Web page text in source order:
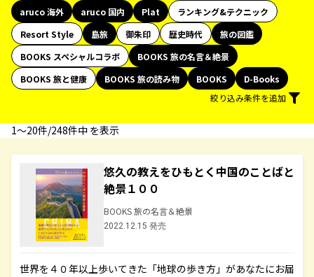
aruco 海外
aruco 国内 Plat
ランキング&テクニック
Resort Style
島旅 御朱印 歴史時代
旅の図鑑
BOOKS スペシャルコラボ
BOOKS 旅の名言＆絶景
BOOKS 旅と健康
BOOKS 旅の読み物 BOOKS
D-Books
絞り込み条件を追加
1〜20件/248件中 を表示
悠久の教えをひもとく中国のことばと
絶景１００
BOOKS 旅の名言＆絶景
2022.12.15 発売
世界を４０年以上歩いてきた「地球の歩き方」があなたにお届